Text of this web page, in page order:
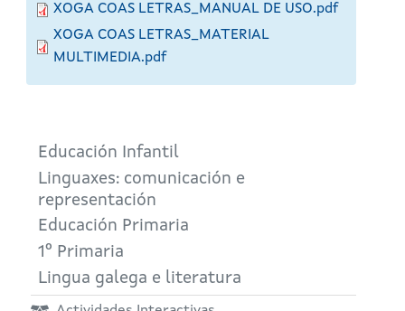
XOGA COAS LETRAS_MANUAL DE USO.pdf
XOGA COAS LETRAS_MATERIAL
MULTIMEDIA.pdf
Educación Infantil
Linguaxes: comunicación e
representación
Educación Primaria
1º Primaria
Lingua galega e literatura